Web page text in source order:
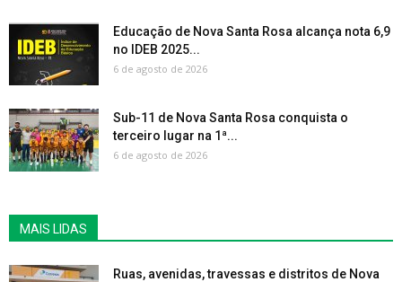
Educação de Nova Santa Rosa alcança nota 6,9
no IDEB 2025...
6 de agosto de 2026
Sub-11 de Nova Santa Rosa conquista o
terceiro lugar na 1ª...
6 de agosto de 2026
MAIS LIDAS
Ruas, avenidas, travessas e distritos de Nova